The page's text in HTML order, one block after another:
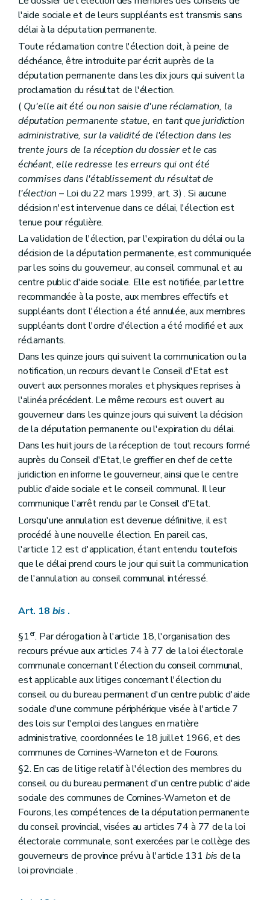
l'aide sociale et de leurs suppléants est transmis sans
délai à la députation permanente.
Toute réclamation contre l'élection doit, à peine de
déchéance, être introduite par écrit auprès de la
députation permanente dans les dix jours qui suivent la
proclamation du résultat de l'élection.
( Qu'elle ait été ou non saisie d'une réclamation, la
députation permanente statue, en tant que juridiction
administrative, sur la validité de l'élection dans les
trente jours de la réception du dossier et le cas
échéant, elle redresse les erreurs qui ont été
commises dans l'établissement du résultat de
l'élection – Loi du 22 mars 1999, art. 3) . Si aucune
décision n'est intervenue dans ce délai, l'élection est
tenue pour régulière.
La validation de l'élection, par l'expiration du délai ou la
décision de la députation permanente, est communiquée
par les soins du gouverneur, au conseil communal et au
centre public d'aide sociale. Elle est notifiée, par lettre
recommandée à la poste, aux membres effectifs et
suppléants dont l'élection a été annulée, aux membres
suppléants dont l'ordre d'élection a été modifié et aux
réclamants.
Dans les quinze jours qui suivent la communication ou la
notification, un recours devant le Conseil d'Etat est
ouvert aux personnes morales et physiques reprises à
l'alinéa précédent. Le même recours est ouvert au
gouverneur dans les quinze jours qui suivent la décision
de la députation permanente ou l'expiration du délai.
Dans les huit jours de la réception de tout recours formé
auprès du Conseil d'Etat, le greffier en chef de cette
juridiction en informe le gouverneur, ainsi que le centre
public d'aide sociale et le conseil communal. Il leur
communique l'arrêt rendu par le Conseil d'Etat.
Lorsqu'une annulation est devenue définitive, il est
procédé à une nouvelle élection. En pareil cas,
l'article 12 est d'application, étant entendu toutefois
que le délai prend cours le jour qui suit la communication
de l'annulation au conseil communal intéressé.
Art. 18 bis .
§1er. Par dérogation à l'article 18, l'organisation des
recours prévue aux articles 74 à 77 de la loi électorale
communale concernant l'élection du conseil communal,
est applicable aux litiges concernant l'élection du
conseil ou du bureau permanent d'un centre public d'aide
sociale d'une commune périphérique visée à l'article 7
des lois sur l'emploi des langues en matière
administrative, coordonnées le 18 juillet 1966, et des
communes de Comines-Warneton et de Fourons.
§2. En cas de litige relatif à l'élection des membres du
conseil ou du bureau permanent d'un centre public d'aide
sociale des communes de Comines-Warneton et de
Fourons, les compétences de la députation permanente
du conseil provincial, visées au articles 74 à 77 de la loi
électorale communale, sont exercées par le collège des
gouverneurs de province prévu à l'article 131 bis de la
loi provinciale .